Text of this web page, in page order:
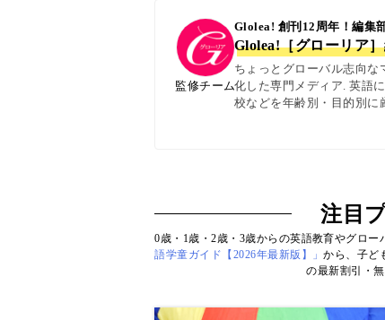
監修チーム
Glolea! 創刊12周年！編集
Glolea!［グローリア
ちょっとグローバル志向
化した専門メディア. 英語
校などを年齢別・目的別に
ター校経営者、子ども向
注目
0歳・1歳・2歳・3歳からの英語教育やグロ
語学童ガイド【2026年最新版】」から、子ど
の最新割引・